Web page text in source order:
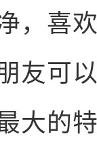
，喜
友可
大的